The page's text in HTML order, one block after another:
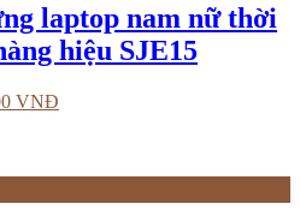
laptop nam nữ thời
hiệu SJE15
VNĐ